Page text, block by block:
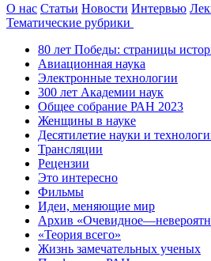
О нас Статьи Новости Интервью
Тематические рубрики
80 лет Победы: страницы
Авиационная наука
Электронные технологии
300 лет Академии наук
Общее собрание РАН 2023
Женщины в науке
Десятилетие науки и
Трансляции
Рецензии
Это интересно
Фильмы
Идеи, меняющие мир
Архив
«Теория всего»
Жизнь замечательных ученых